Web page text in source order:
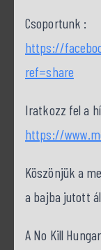
Csoportunk :
https://
ref=share
Iratkozz fel a
https://
Köszönjük a
a bajba jutott
A No Kill